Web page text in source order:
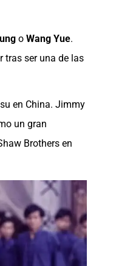
o Wang Yue.
tras ser una de las
en China. Jimmy
un gran
Brothers en